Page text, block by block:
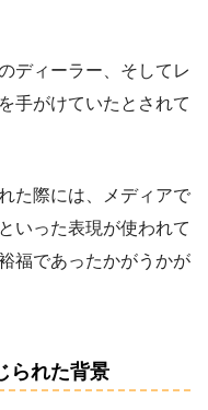
ディーラー、そしてレ
手がけていたとされて
た際には、メディアで
いった表現が使われて
福であったかがうかが
られた背景